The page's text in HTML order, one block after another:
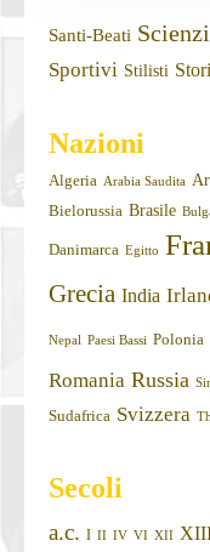
Santi-Beati
Sportivi Stilisti
Nazioni
Algeria Arabia Saudita
Bielorussia Brasile
Danimarca Egitto
Grecia India
Nepal Paesi Bassi Polonia
Romania Russia
Sudafrica Svizzera
Secoli
a.c. I II IV VI XII